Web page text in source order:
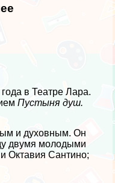
в Театре Лара.
Пустыня душ.
и духовным. Он
двумя молодыми
Октавия Сантино;